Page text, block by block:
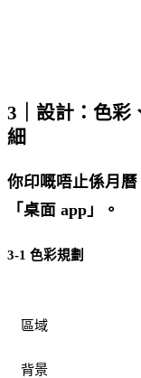
3｜設計：色彩
細
你印嘅唔止係月
「桌面 app」。
3-1 色彩規劃
區域
背景